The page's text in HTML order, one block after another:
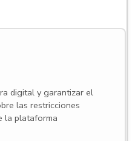
digital y garantizar el
las restricciones
la plataforma